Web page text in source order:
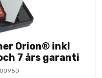
Orion® inkl
7 års garanti